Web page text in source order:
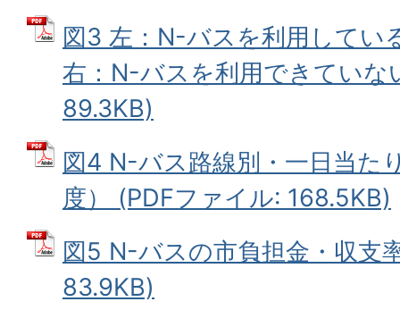
図3 左：N-バスを利用してい
右：N-バスを利用できていな
89.3KB)
図4 N-バス路線別・一日当た
度） (PDFファイル: 168.5KB)
図5 N-バスの市負担金・収支
83.9KB)